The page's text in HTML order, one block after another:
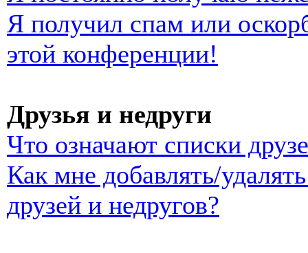
Я получил спам или
этой конференции!
Друзья и недруги
Что означают списки
Как мне добавлять/
друзей и недругов?